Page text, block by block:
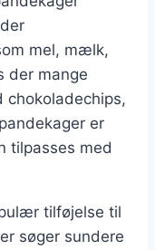
mel, mælk,
der mange
chokoladechips,
er
tilpasses med
tilføjelse til
søger sundere